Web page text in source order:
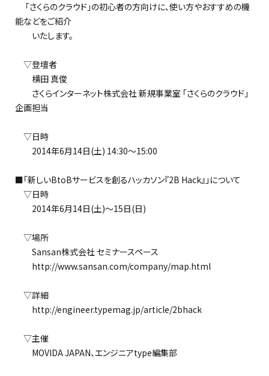
「さくらのクラウド」の初心者の方向けに、使い方やおすすめの機
能などをご紹介
いたします。
▽登壇者
横田 真俊
さくらインターネット株式会社 新規事業室 「さくらのクラウド」
企画担当
▽日時
2014年6月14日(土) 14:30～15:00
■「新しいBtoBサービスを創るハッカソン『2B Hack』」について
▽日時
2014年6月14日(土)～15日(日)
▽場所
Sansan株式会社 セミナースペース
http://www.sansan.com/company/map.html
▽詳細
http://engineer.typemag.jp/article/2bhack
▽主催
MOVIDA JAPAN、エンジニアtype編集部